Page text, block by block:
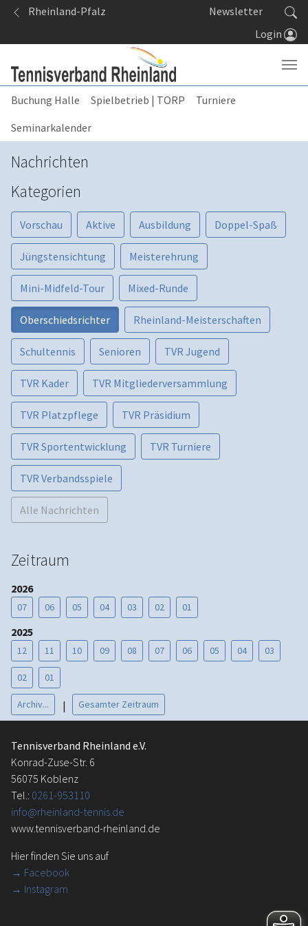
Springe zum Seiteninhalt
Rheinland-Pfalz
Newsletter
Login
Buchung Halle Spielbetrieb | TORP
Turniere
Seminarkalender
Nachrichten
Kategorien
Vorschau Aktive Ausbildung Doppel-Spaß
Jüngstensichtung Meisterehrung
Mini-Midfeld-Tour Mixed-Runde
Oberschiedsrichter Rheinland-Meisterschaften
Schultennis Senioren TVR Jugend
TVR Kader TVR Mitgliederversammlung
TVR Platzpflege TVR Präsidium
TVR Sportentwicklung TVR Turniere
TVR Verbandsspiele
Alle Nachrichten
Zeitraum
2026
07 06 05 04 03 02 01
2025
12 11 10 09 08 07 06 05 04 03
02 01
Archiv... | Gesamter Zeitraum
Tennisverband Rheinland e.V.
Konrad-Zuse-Str. 6
56075 Koblenz
Tel.: 0261-953110
info@rheinland-tennis.de
www.tennisverband-rheinland.de
Hier finden Sie uns auf
→ Facebook
→ Instagram